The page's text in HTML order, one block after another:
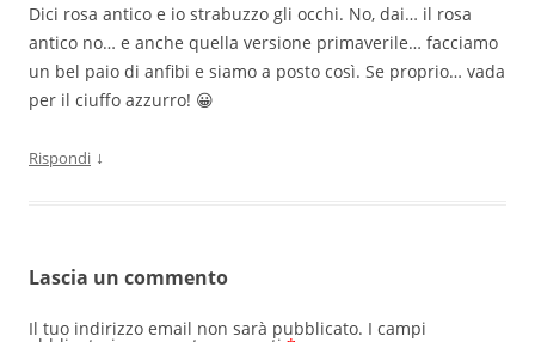
Dici rosa antico e io strabuzzo gli occhi. No, dai… il rosa
antico no… e anche quella versione primaverile… facciamo
un bel paio di anfibi e siamo a posto così. Se proprio… vada
per il ciuffo azzurro! 😀
Rispondi ↓
Lascia un commento
Il tuo indirizzo email non sarà pubblicato. I campi